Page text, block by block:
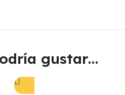
gustar…